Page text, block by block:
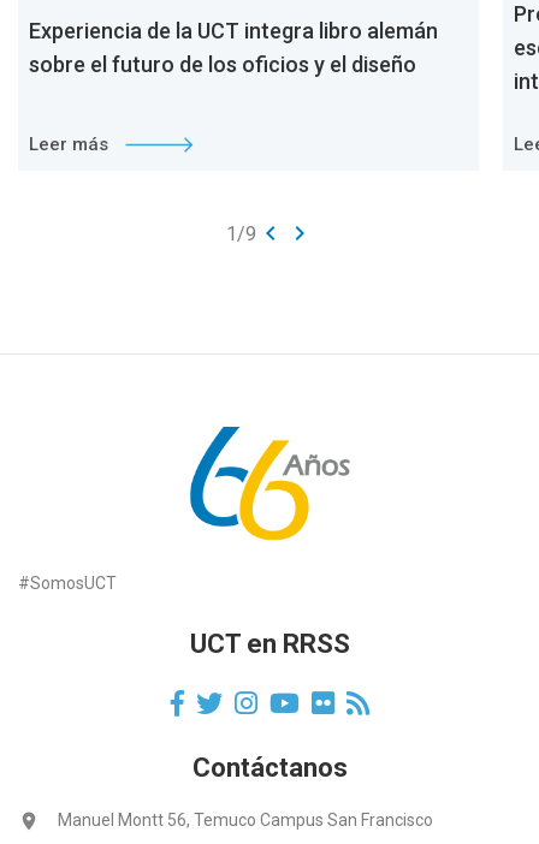
Experiencia de la UCT integra libro alemán
sobre el futuro de los oficios y el diseño
Leer más
1/9 keyboard_arrow_left keyboard_arrow_right
#SomosUCT
UCT en RRSS
Contáctanos
location_on Manuel Montt 56, Temuco Campus San Francisco